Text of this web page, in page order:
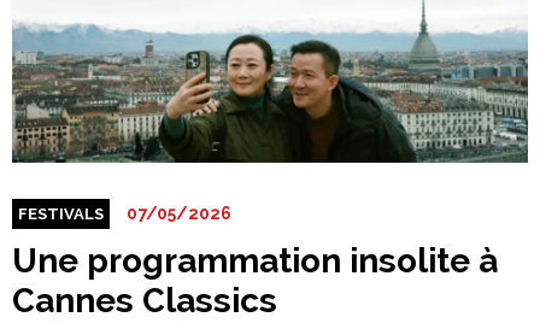
FESTIVALS 07/05/2026
Une programmation insolite à
Cannes Classics